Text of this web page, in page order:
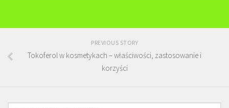
PREVIOUS STORY
Tokoferol w kosmetykach – właściwości, zastosowanie i
korzyści